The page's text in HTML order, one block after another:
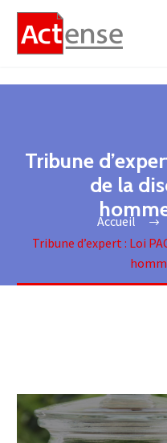
Tribune
de la
Accueil
Tribune d’expert : Loi